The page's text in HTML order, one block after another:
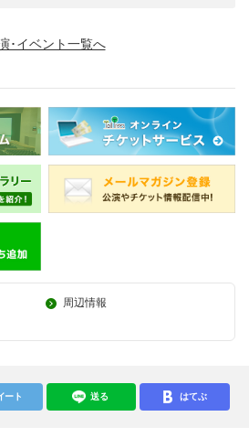
･イベント一覧へ
周辺情報
ート 送る はてぶ